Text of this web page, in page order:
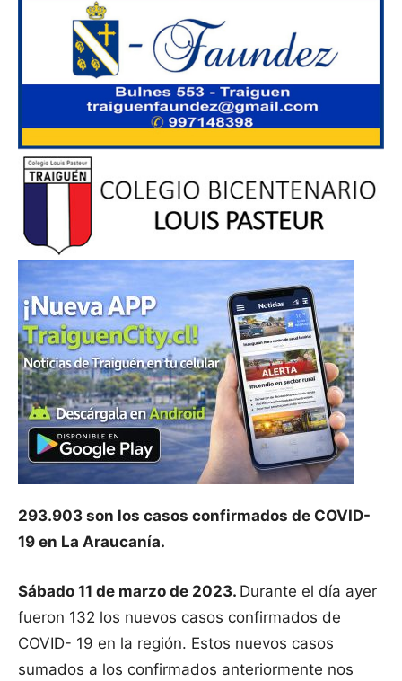
293.903 son los casos confirmados de COVID-
19 en La Araucanía.
Sábado 11 de marzo de 2023. Durante el día ayer
fueron 132 los nuevos casos confirmados de
COVID- 19 en la región. Estos nuevos casos
sumados a los confirmados anteriormente nos